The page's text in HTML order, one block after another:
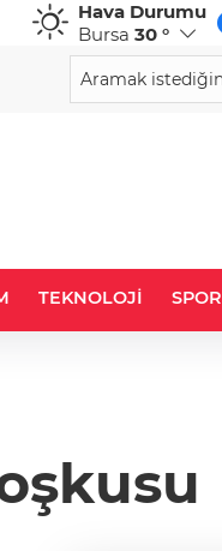
Hava Durumu
Bursa 30 °
58,8479%0,48
TEKNOLOJİ SPOR